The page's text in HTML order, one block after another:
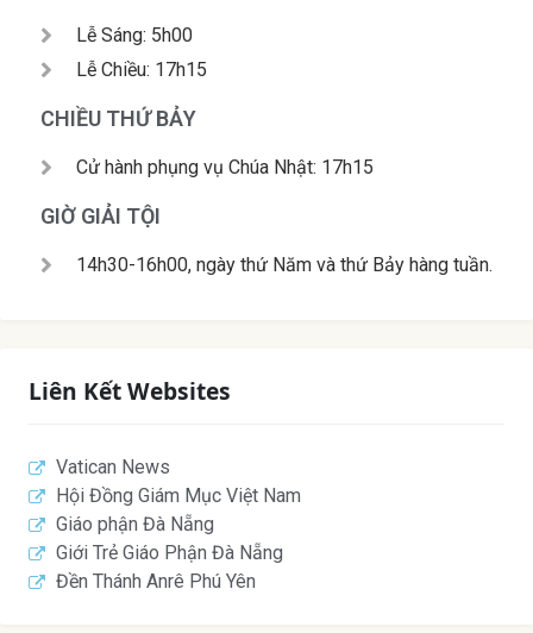
Lễ Sáng: 5h00
Lễ Chiều: 17h15
CHIỀU THỨ BẢY
Cử hành phụng vụ Chúa Nhật: 17h15
GIỜ GIẢI TỘI
14h30-16h00, ngày thứ Năm và thứ Bảy hàng tuần.
Liên Kết Websites
Vatican News
Hội Đồng Giám Mục Việt Nam
Giáo phận Đà Nẵng
Giới Trẻ Giáo Phận Đà Nẵng
Đền Thánh Anrê Phú Yên